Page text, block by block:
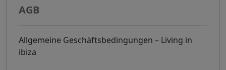
AGB
Allgemeine Geschäftsbedingungen – Living in
ibiza